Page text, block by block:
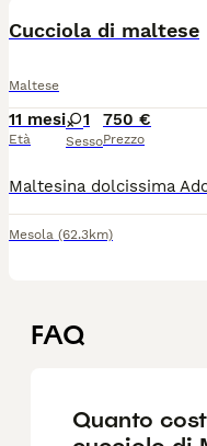
Cucciola di maltese
Maltese
11 mesi
Età
1
Sesso
750 €
Prezzo
Mesola (62.3km)
FAQ
Quanto